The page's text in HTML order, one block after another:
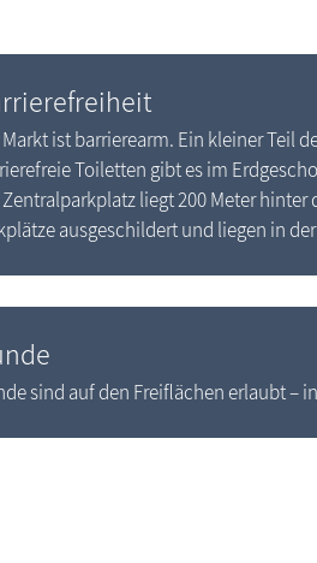
Markt ist barrierearm. Ein kleiner Teil
Toiletten gibt es im
Zentralparkplatz liegt 200 Meter
ausgeschildert und liegen in
sind auf den Freiflächen erlaubt –